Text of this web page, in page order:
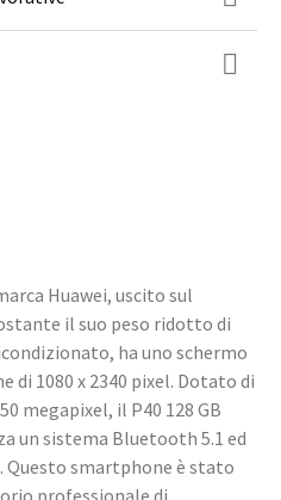
Huawei, uscito sul
il suo peso ridotto di
ha uno schermo
di 1080 x 2340 pixel. Dotato di
megapixel, il P40 128 GB
un sistema Bluetooth 5.1 ed
Questo smartphone è stato
professionale di